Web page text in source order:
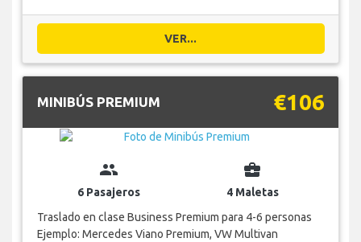
VER...
MINIBÚS PREMIUM €106
group
6 Pasajeros
business_center
4 Maletas
Traslado en clase Business Premium para 4-6 personas
Ejemplo: Mercedes Viano Premium, VW Multivan